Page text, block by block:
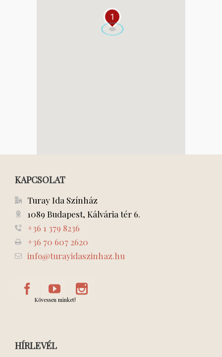
1
KAPCSOLAT
Turay Ida Színház
1089 Budapest, Kálvária tér 6.
+36 1 379 8236
+36 70 607 2620
info@turayidaszinhaz.hu
Kövessen minket!
HÍRLEVÉL